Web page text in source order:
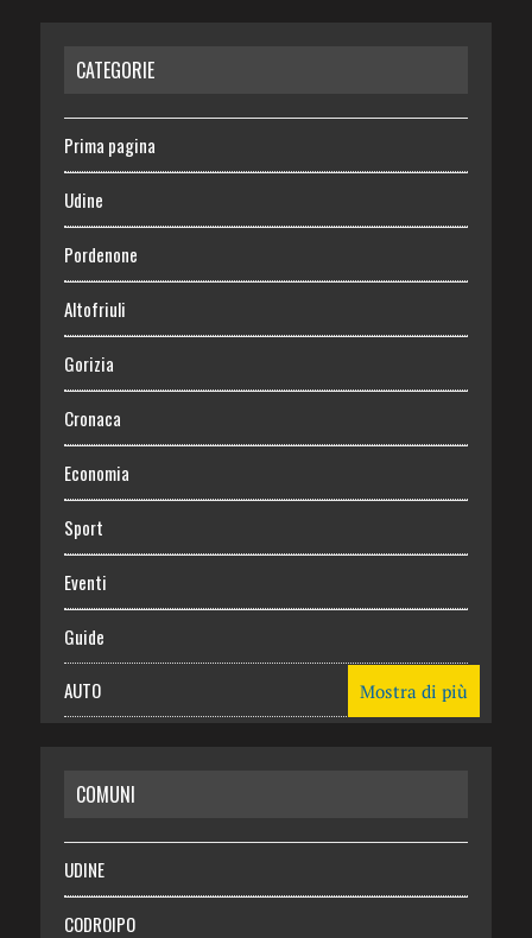
CATEGORIE
Prima pagina
Udine
Pordenone
Altofriuli
Gorizia
Cronaca
Economia
Sport
Eventi
Guide
AUTO
RISPARMIO
SALUTE
Necrologie
Mostra di più
COMUNI
UDINE
CODROIPO